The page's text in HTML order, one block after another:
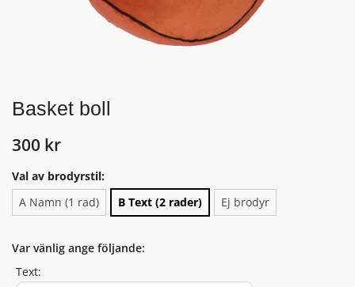
Basket boll
300 kr
Val av brodyrstil:
A Namn (1 rad)
B Text (2 rader) Ej brodyr
Var vänlig ange följande:
Text: